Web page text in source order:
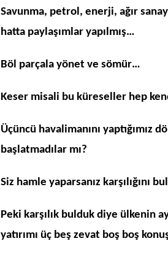
Savunma, petrol, enerji, ağır
hatta paylaşımlar yapılmış…
Böl parçala yönet ve sömür…
Keser misali bu küreseller hep
Üçüncü havalimanını yaptığımız
başlatmadılar mı?
Siz hamle yaparsanız karşılığını
Peki karşılık bulduk diye ülkenin
yatırımı üç beş zevat boş boş